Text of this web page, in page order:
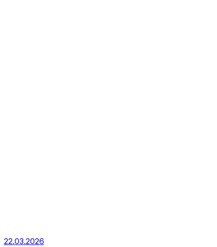
22.03.2026